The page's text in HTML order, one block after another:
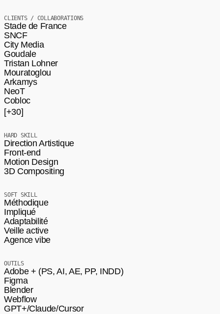
CLIENTS / COLLABORATIONS
Stade de France
SNCF
City Media
Goudale
Tristan Lohner
Mouratoglou
Arkamys
NeoT
Cobloc
[+30]
HARD SKILL
Direction Artistique
Front-end
Motion Design
3D Compositing
SOFT SKILL
Méthodique
Impliqué
Adaptabilité
Veille active
Agence vibe
OUTILS
Adobe + (PS, AI, AE, PP, INDD)
Figma
Blender
Webflow
GPT+/Claude/Cursor